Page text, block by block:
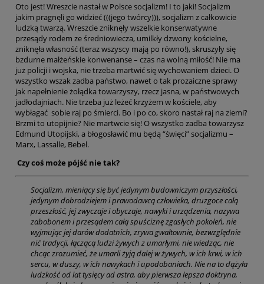
Oto jest! Wreszcie nastał w Polsce socjalizm! I to jaki! Socjalizm
jakim pragnęli go widzieć (((jego twórcy))), socjalizm z całkowicie
ludzką twarzą. Wreszcie zniknęły wszelkie konserwatywne
przesądy rodem ze średniowiecza, umilkły dzwony kościelne,
zniknęła własność (teraz wszyscy mają po równo!), skruszyły się
bzdurne małżeńskie konwenanse – czas na wolną miłość! Nie ma
już policji i wojska, nie trzeba martwić się wychowaniem dzieci. O
wszystko wszak zadba państwo, nawet o tak prozaiczne sprawy
jak napełnienie żołądka towarzyszy, rzecz jasna, w państwowych
jadłodajniach. Nie trzeba już leżeć krzyżem w kościele, aby
wybłagać sobie raj po śmierci. Bo i po co, skoro nastał raj na ziemi?
Brzmi to utopijnie? Nie martwcie się! O wszystko zadba towarzysz
Edmund Utopijski, a błogosławić mu będą “święci” socjalizmu –
Marx, Lassalle, Bebel.
Czy coś może pójść nie tak?
Socjalizm, mieniący się być jedynym budowniczym przyszłości,
jedynym dobrodziejem i prawodawcą człowieka, druzgoce całą
przeszłość, jej zwyczaje i obyczaje, nawyki i urządzenia, nazywa
zabobonem i przesądem całą spuściznę zgasłych pokoleń, nie
wyjmując jej darów dodatnich, zrywa gwałtownie, bezwzględnie
nić tradycji, łączącą ludzi żywych z umarłymi, nie wiedząc, nie
chcąc zrozumieć, że umarli żyją dalej w żywych, w ich krwi, w ich
sercu, w duszy, w ich nawykach i upodobaniach. Nie na to dążyła
ludzkość od lat tysięcy ad astra, aby pierwsza lepsza doktryna,